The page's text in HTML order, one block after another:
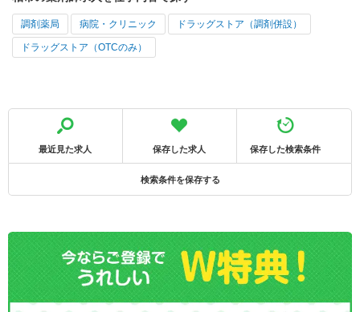
調剤薬局 病院・クリニック ドラッグストア（調剤併設）
ドラッグストア（OTCのみ）
最近見た求人 保存した求人 保存した検索条件
検索条件を保存する